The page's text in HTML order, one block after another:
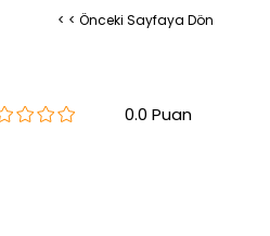
< < Önceki Sayfaya Dön
0.0